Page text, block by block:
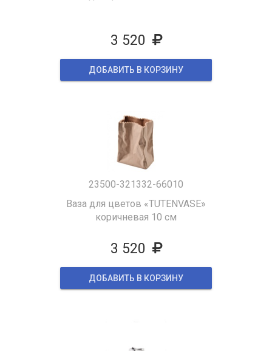
3 520
ДОБАВИТЬ В КОРЗИНУ
23500-321332-66010
Ваза для цветов «TUTENVASE»
коричневая 10 см
3 520
ДОБАВИТЬ В КОРЗИНУ